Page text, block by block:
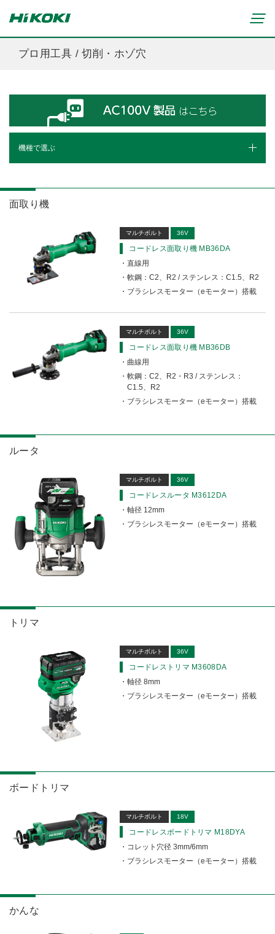
リチウムイオンコードレス製品
マルチボルト(36V)製品
研磨(コードレス)
ブロワ(コードレス)
切断・圧着(コードレス)
切削・ホゾ穴(コードレス)
釘打機・ねじ打機・タッカ(コードレス)
集じん
ブロワ
穴あけ・締付け
のこぎり
高圧洗浄機
水中ポンプ
締付け・穴あけ・ハツリ用
集じん・エアダスタ用
切断・曲げ・圧着用
釘打機・エア工具用
その他
修理からのお知らせ
修理終了機種のお知らせ
修理受付
振動3軸合成値について
リチウムイオン電池互換一覧
FAQ（よくあるご質問）
Webカタログ
プロ用工具 / 切削・ホゾ穴
機種で選ぶ
ルータ
ボードトリマ
かんな
面取り機
マルチボルト 36V
コードレス面取り機 MB36DA
直線用
軟鋼：C2、R2 / ステンレス：C1.5、R2
ブラシレスモーター（eモーター）搭載
マルチボルト 36V
コードレス面取り機 MB36DB
曲線用
軟鋼：C2、R2・R3 / ステンレス：
C1.5、R2
ブラシレスモーター（eモーター）搭載
ルータ
マルチボルト 36V
コードレスルータ M3612DA
軸径 12mm
ブラシレスモーター（eモーター）搭載
トリマ
マルチボルト 36V
コードレストリマ M3608DA
軸径 8mm
ブラシレスモーター（eモーター）搭載
ボードトリマ
マルチボルト 18V
コードレスボードトリマ M18DYA
コレット穴径 3mm/6mm
ブラシレスモーター（eモーター）搭載
かんな